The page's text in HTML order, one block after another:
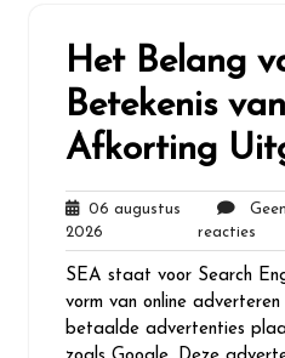
Het Belang
Betekenis
Afkorting
06 augustus
2026
augustus
2026
Geen
reactiesGeen
SEA staat voor Search
vorm van online
betaalde advertenties